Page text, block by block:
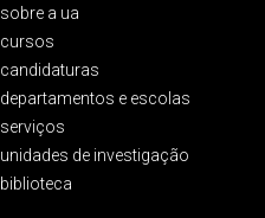
sobre a ua
cursos
candidaturas
departamentos e escolas
serviços
unidades de investigação
biblioteca